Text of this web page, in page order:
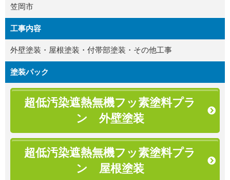
笠岡市
工事内容
外壁塗装・屋根塗装・付帯部塗装・その他工事
塗装パック
超低汚染遮熱無機フッ素塗料プラ
ン 外壁塗装
超低汚染遮熱無機フッ素塗料プラ
ン 屋根塗装